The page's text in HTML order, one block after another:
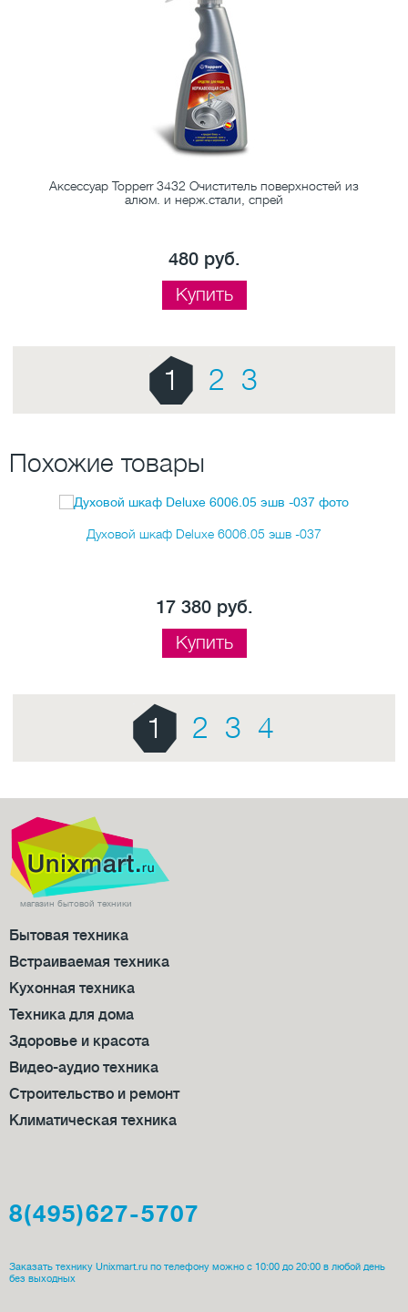
Аксессуар Topperr 3432 Очиститель поверхностей из
алюм. и нерж.стали, спрей
480 руб.
Купить
1 2 3
Похожие товары
Духовой шкаф Deluxe 6006.05 эшв -037
17 380 руб.
Купить
1 2 3 4
магазин бытовой техники
Бытовая техника
Встраиваемая техника
Кухонная техника
Техника для дома
Здоровье и красота
Видео-аудио техника
Строительство и ремонт
Климатическая техника
8(495)627-5707
Заказать технику Unixmart.ru по телефону можно с 10:00 до 20:00 в любой день
без выходных